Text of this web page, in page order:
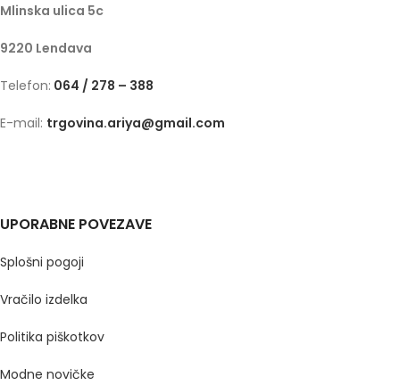
Mlinska ulica 5c
9220 Lendava
Telefon: 064 / 278 – 388
E-mail: trgovina.ariya@gmail.com
UPORABNE POVEZAVE
Splošni pogoji
Vračilo izdelka
Politika piškotkov
Modne novičke